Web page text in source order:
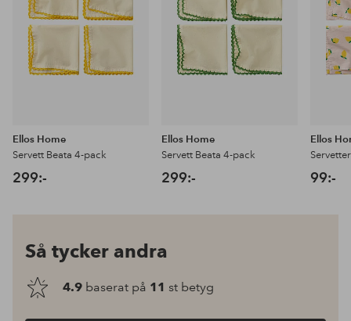
Ellos Home
Servett Beata 4-pack
299:-
Ellos Home
Servett Beata 4-pack
299:-
Ellos
99:-
Så tycker andra
4.9 baserat på 11 st betyg